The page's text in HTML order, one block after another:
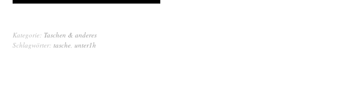
Kategorie: Taschen & anderes
Schlagwörter: tasche, unter1h